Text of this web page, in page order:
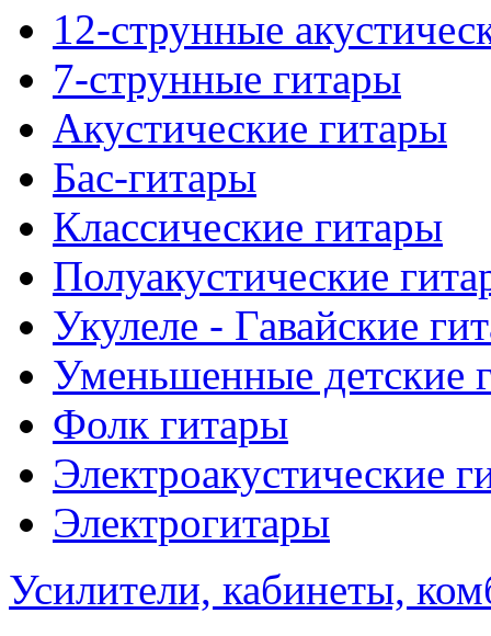
12-струнные
7-струнные гитары
Акустические гитары
Бас-гитары
Классические гитары
Полуакустические
Укулеле - Гавайские
Уменьшенные детские
Фолк гитары
Электроакустические
Электрогитары
Усилители, кабинеты,